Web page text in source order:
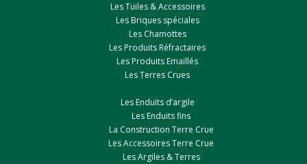
Les Tuiles & Accessoires
Les Briques spéciales
Les Chamottes
Les Produits Réfractaires
Les Produits Emaillés
Les Terres Crues
Les Enduits d’argile
Les Enduits fins
La Construction Terre Crue
Les Accessoires Terre Crue
Les Argiles & Terres